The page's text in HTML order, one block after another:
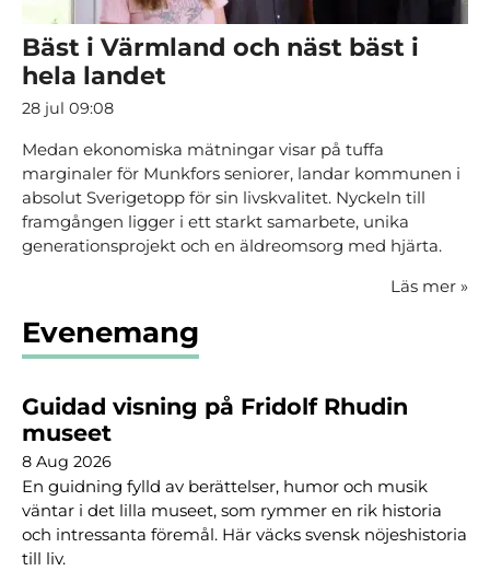
Bäst i Värmland och näst bäst i
hela landet
28 jul 09:08
Medan ekonomiska mätningar visar på tuffa
marginaler för Munkfors seniorer, landar kommunen i
absolut Sverigetopp för sin livskvalitet. Nyckeln till
framgången ligger i ett starkt samarbete, unika
generationsprojekt och en äldreomsorg med hjärta.
Läs mer »
Evenemang
Guidad visning på Fridolf Rhudin
museet
8 Aug 2026
En guidning fylld av berättelser, humor och musik
väntar i det lilla museet, som rymmer en rik historia
och intressanta föremål. Här väcks svensk nöjeshistoria
till liv.